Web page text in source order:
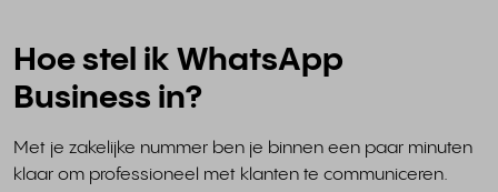
Hoe stel ik WhatsApp
Business in?
Met je zakelijke nummer ben je binnen een paar minuten
klaar om professioneel met klanten te communiceren.